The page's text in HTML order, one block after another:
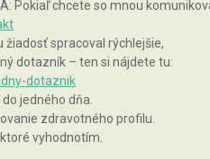
Pokiaľ chcete so mnou
žiadosť spracoval rýchlejšie,
dotazník – ten si nájdete tu:
dotaznik
jedného dňa.
zdravotného profilu.
vyhodnotím.